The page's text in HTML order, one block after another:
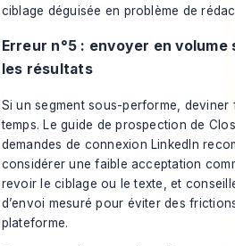
ciblage déguisée en problème de
Erreur n°5 : envoyer en volume
les résultats
Si un segment sous-performe, deviner
temps.Le guide de prospection de
demandes de connexion LinkedIn
considérer une faible acceptation
revoir le ciblage ou le texte, et
d’envoi mesuré pour éviter des
plateforme.